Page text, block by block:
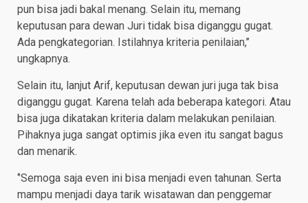
pun bisa jadi bakal menang. Selain itu, memang
keputusan para dewan Juri tidak bisa diganggu gugat.
Ada pengkategorian. Istilahnya kriteria penilaian,’’
ungkapnya.
Selain itu, lanjut Arif, keputusan dewan juri juga tak bisa
diganggu gugat. Karena telah ada beberapa kategori. Atau
bisa juga dikatakan kriteria dalam melakukan penilaian.
Pihaknya juga sangat optimis jika even itu sangat bagus
dan menarik.
‘’Semoga saja even ini bisa menjadi even tahunan. Serta
mampu menjadi daya tarik wisatawan dan penggemar